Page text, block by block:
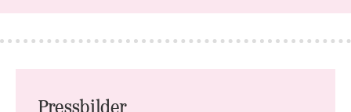
Pressbilder